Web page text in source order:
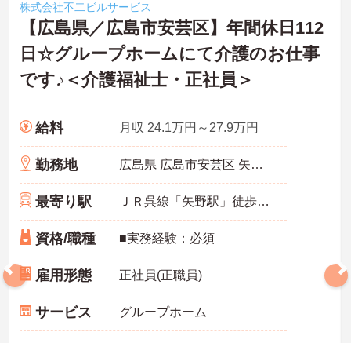
株式会社不二ビルサービス
【広島県／広島市安芸区】年間休日112
日☆グループホームにて介護のお仕事
です♪＜介護福祉士・正社員＞
給料 月収 24.1万円～27.9万円
勤務地 広島県 広島市安芸区 矢野西5-18-40
最寄り駅 ＪＲ呉線「矢野駅」徒歩8分
資格/職種 ■実務経験：必須
雇用形態 正社員(正職員)
サービス グループホーム